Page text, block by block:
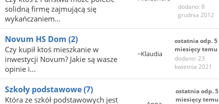
solidną firmę zajmującą się
wykańczaniem...
dodano: 8
grudnia 2012
Novum HS Dom (2)
Czy kupił ktoś mieszkanie w
inwestycji Novum? Jakie są wasze
opinie i...
~Klaudia
ostatnia odp. 5
miesięcy temu
dodano: 23
kwietnia 2021
Szkoły podstawowe(7)
Która ze szkół podstawowych jest
ostatnia odp. 5
miesięcy temu